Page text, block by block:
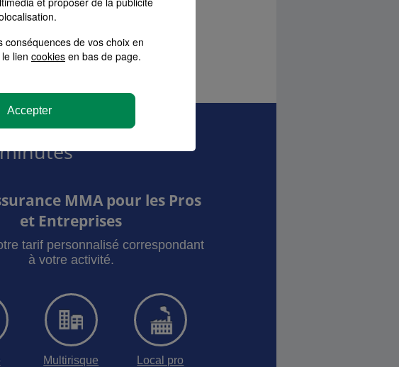
MMA pour les Pros
et Entreprises
tarif personnalisé correspondant
à votre activité.
Multirisque Local pro
de vos choix en
lien cookies en bas de page.
Accepter